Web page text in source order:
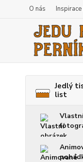
O nás
Jedlý
list